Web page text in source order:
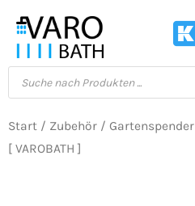
Inhalt
springen
Products
search
Start / Zubehör / Gartenspender
[ VAROBATH ]